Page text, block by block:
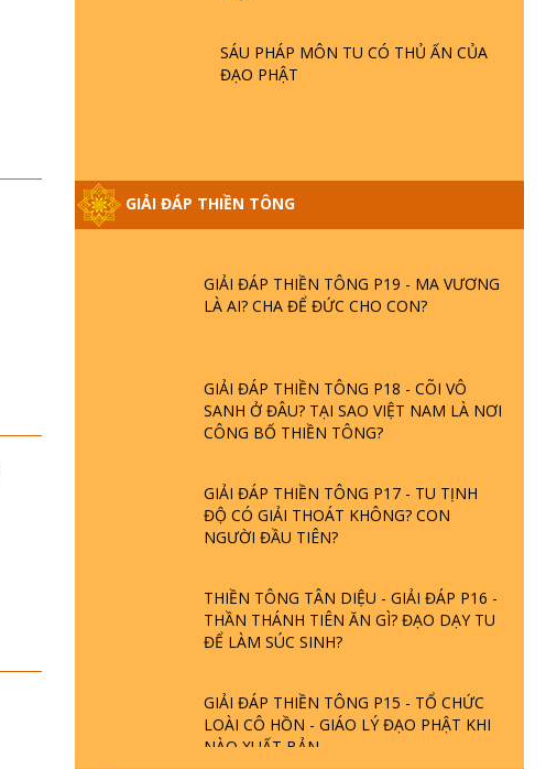
SÁU PHÁP MÔN TU CÓ THỦ ẤN CỦA
ĐẠO PHẬT
GIẢI ĐÁP THIỀN TÔNG
GIẢI ĐÁP VỀ LỄ TIỄN THIỀN TÔNG SƯ
NGỌC LÂM VỀ PHẬT GIỚI
20 - BÁC NGUYỄN NHÂN LÀ AI? PHIỀN
NÃO DO ĐÂU MÀ CÓ?
LÀ AI? CHA ĐỂ ĐỨC CHO CON?
SANH Ở ĐÂU? TẠI SAO VIỆT NAM LÀ NƠI
CÔNG BỐ THIỀN TÔNG?
ĐỘ CÓ GIẢI THOÁT KHÔNG? CON
NGƯỜI ĐẦU TIÊN?
THẦN THÁNH TIÊN ĂN GÌ? ĐẠO DẠY TU
ĐỂ LÀM SÚC SINH?
GIẢI ĐÁP THIỀN TÔNG P15 - TỔ CHỨC
LOÀI CÔ HỒN - GIÁO LÝ ĐẠO PHẬT KHI
NÀO XUẤT BẢN